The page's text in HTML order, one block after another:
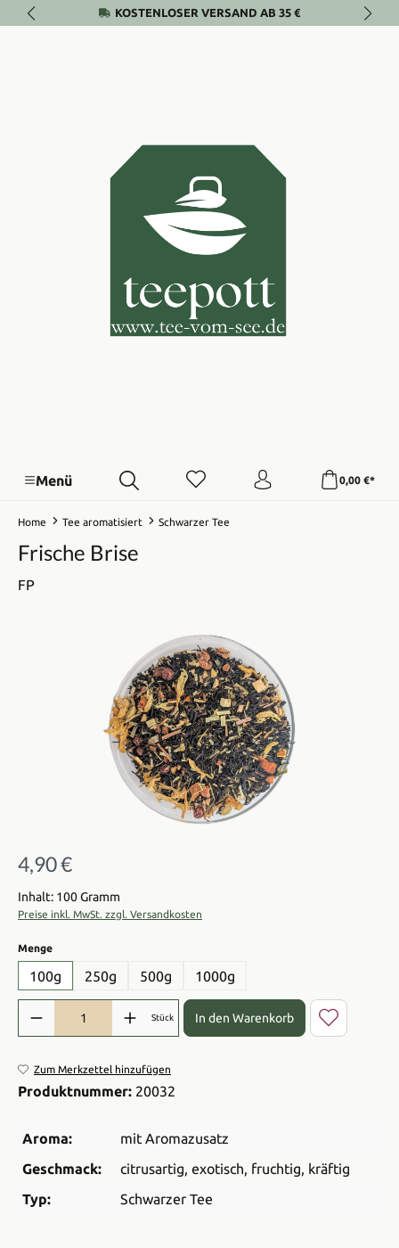
Zum Hauptinhalt springenKOSTENLOSER VERSAND AB 35 €
Menü 0,00 €*
Home Tee aromatisiert Schwarzer Tee
Frische Brise
FP
Bildergalerie überspringen
Regulärer Preis:
4,90 €
Inhalt: 100 Gramm
Preise inkl. MwSt. zzgl. Versandkosten
Mengeauswählen
100g 250g 500g 1000g
Produkt Anzahl: Gib den gewünschten Wert ein oder benutze die
Stück In den Warenkorb
Zum Merkzettel hinzufügen
Produktnummer: 20032
Aroma:
mit Aromazusatz
Geschmack:
citrusartig, exotisch, fruchtig, kräftig
Typ:
Schwarzer Tee